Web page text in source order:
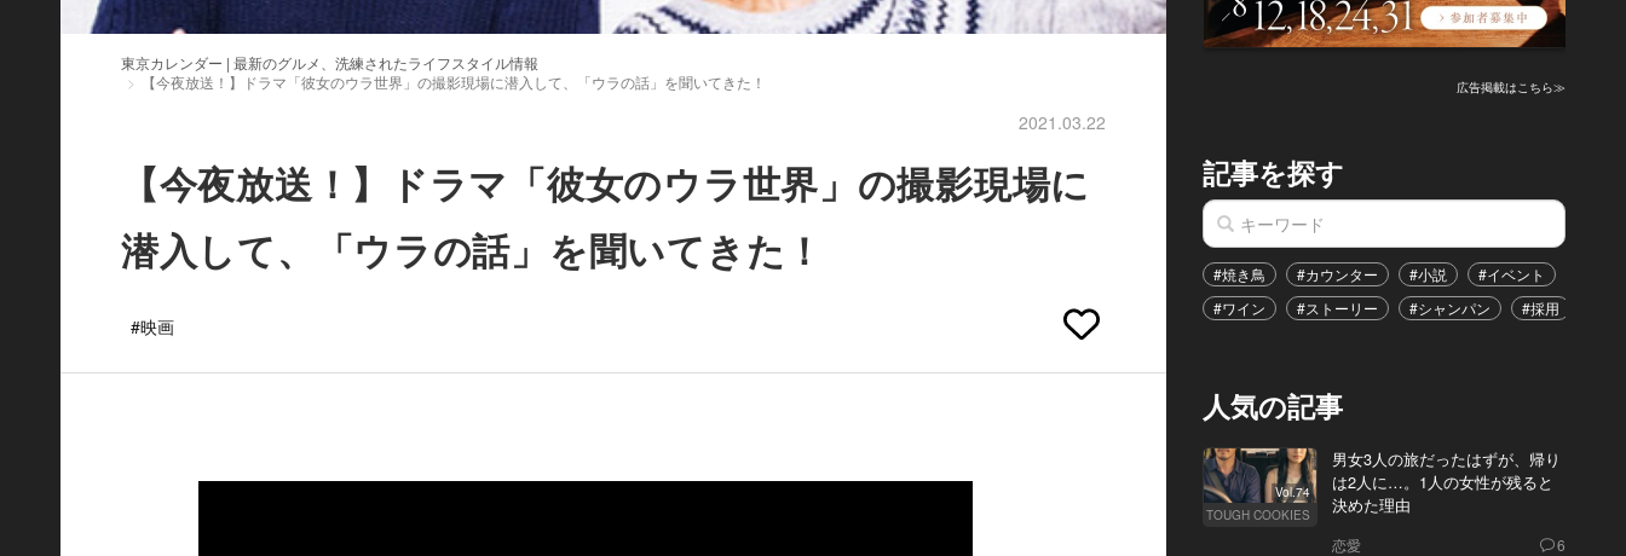
東京カレンダー | 最新のグルメ、洗練されたライフスタイル情報
【今夜放送！】ドラマ「彼女のウラ世界」の撮影現場に潜入して、「ウラの話」を聞いてきた！
2021.03.22
【今夜放送！】ドラマ「彼女のウラ世界」の撮影現場に
潜入して、「ウラの話」を聞いてきた！
#映画
広告掲載はこちら≫
記事を探す
#焼き鳥 #カウンター #小説 #イベント
#ワイン
#ストーリー #シャンパン #採用
人気の記事
Vol.74
TOUGH COOKIES
男女3人の旅だったはずが、帰り
は2人に…。1人の女性が残ると
決めた理由
恋愛 6